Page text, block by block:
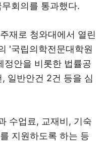
회의를 통과했다.
재로 청와대에서 열린
'국립의학전문대학원
정안을 비롯한 법률공
일반안건 2건 등을 심
수업료, 교재비, 기숙
지원하도록 하는 등